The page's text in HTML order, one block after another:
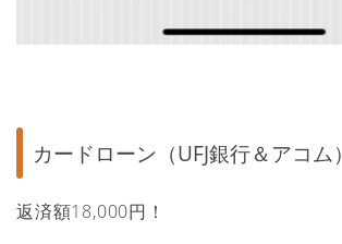
カードローン（UFJ銀行＆アコム）
返済額18,000円！